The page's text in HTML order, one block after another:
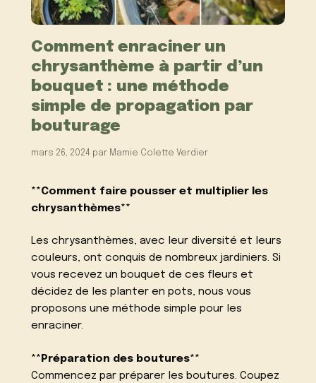
Comment enraciner un
chrysanthème à partir d’un
bouquet : une méthode
simple de propagation par
bouturage
mars 26, 2024 par Mamie Colette Verdier
**Comment faire pousser et multiplier les
chrysanthèmes**
Les chrysanthèmes, avec leur diversité et leurs
couleurs, ont conquis de nombreux jardiniers. Si
vous recevez un bouquet de ces fleurs et
décidez de les planter en pots, nous vous
proposons une méthode simple pour les
enraciner.
**Préparation des boutures**
Commencez par préparer les boutures. Coupez